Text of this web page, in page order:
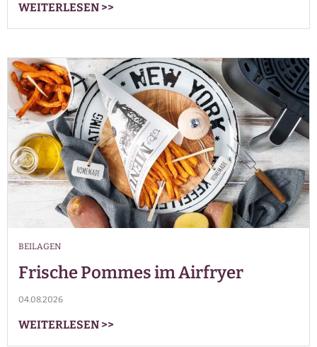
WEITERLESEN >>
BEILAGEN
Frische Pommes im Airfryer
04.08.2026
WEITERLESEN >>